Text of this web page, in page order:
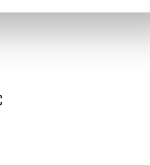
Ver en pantalla completa